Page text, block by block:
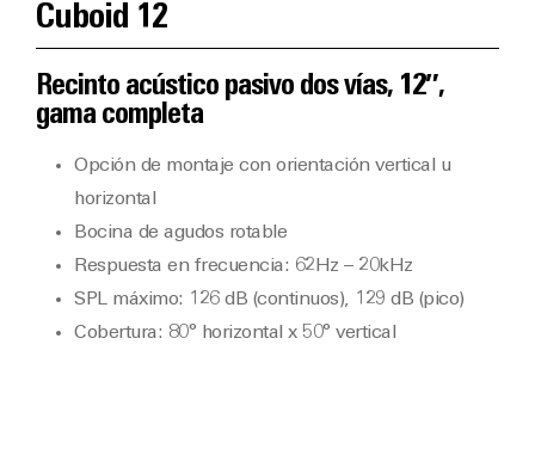
Cuboid 12
Recinto acústico pasivo dos vías, 12″,
gama completa
Opción de montaje con orientación vertical u
horizontal
Bocina de agudos rotable
Respuesta en frecuencia: 62Hz – 20kHz
SPL máximo: 126 dB (continuos), 129 dB (pico)
Cobertura: 80° horizontal x 50° vertical